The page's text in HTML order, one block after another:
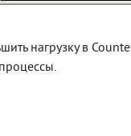
нагрузку в
процессы.